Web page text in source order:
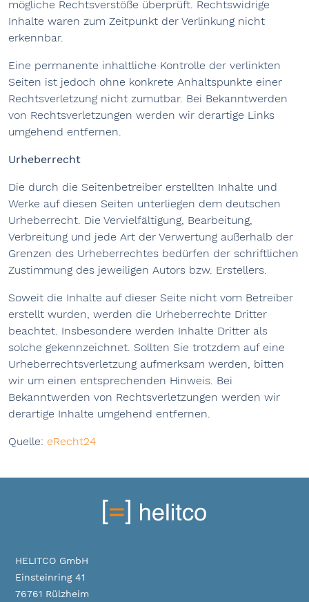
mögliche Rechtsverstöße überprüft. Rechtswidrige
Inhalte waren zum Zeitpunkt der Verlinkung nicht
erkennbar.
Eine permanente inhaltliche Kontrolle der verlinkten
Seiten ist jedoch ohne konkrete Anhaltspunkte einer
Rechtsverletzung nicht zumutbar. Bei Bekanntwerden
von Rechtsverletzungen werden wir derartige Links
umgehend entfernen.
Urheberrecht
Die durch die Seitenbetreiber erstellten Inhalte und
Werke auf diesen Seiten unterliegen dem deutschen
Urheberrecht. Die Vervielfältigung, Bearbeitung,
Verbreitung und jede Art der Verwertung außerhalb der
Grenzen des Urheberrechtes bedürfen der schriftlichen
Zustimmung des jeweiligen Autors bzw. Erstellers.
Soweit die Inhalte auf dieser Seite nicht vom Betreiber
erstellt wurden, werden die Urheberrechte Dritter
beachtet. Insbesondere werden Inhalte Dritter als
solche gekennzeichnet. Sollten Sie trotzdem auf eine
Urheberrechtsverletzung aufmerksam werden, bitten
wir um einen entsprechenden Hinweis. Bei
Bekanntwerden von Rechtsverletzungen werden wir
derartige Inhalte umgehend entfernen.
Quelle: eRecht24
HELITCO GmbH
Einsteinring 41
76761 Rülzheim